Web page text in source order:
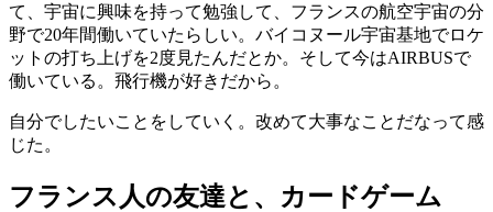
て、宇宙に興味を持って勉強して、フランスの航空宇宙の分
野で20年間働いていたらしい。バイコヌール宇宙基地でロケ
ットの打ち上げを2度見たんだとか。そして今はAIRBUSで
働いている。飛行機が好きだから。
自分でしたいことをしていく。改めて大事なことだなって感
じた。
フランス人の友達と、カードゲーム